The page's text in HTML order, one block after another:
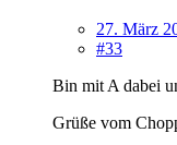
27. März
#33
Bin mit A dabei
Grüße vom